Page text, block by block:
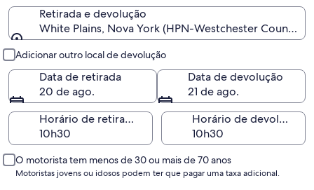
Retirada e devolução
White Plains, Nova York (HPN-Westchester County)
Adicionar outro local de devolução
Data de retirada
20 de ago.
Data de devolução
21 de ago.
Horário de retirada
Horário de devolução
O motorista tem menos de 30 ou mais de 70 anos
Motoristas jovens ou idosos podem ter que pagar uma taxa adicional.